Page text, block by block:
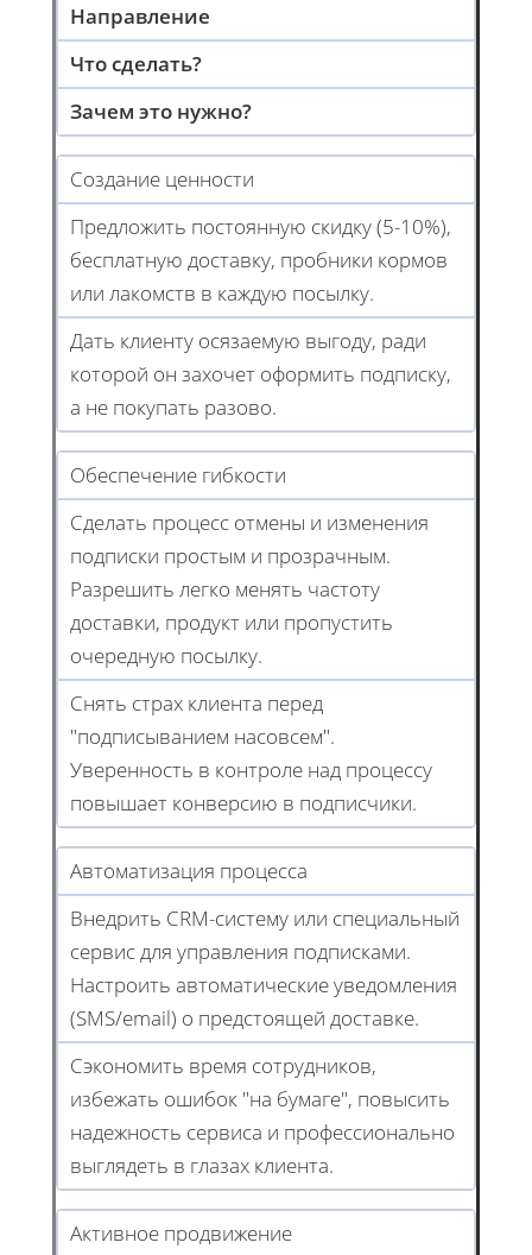
Направление
Что сделать?
Зачем это нужно?
Создание ценности
Предложить постоянную скидку (5-10%),
бесплатную доставку, пробники кормов
или лакомств в каждую посылку.
Дать клиенту осязаемую выгоду, ради
которой он захочет оформить подписку,
а не покупать разово.
Обеспечение гибкости
Сделать процесс отмены и изменения
подписки простым и прозрачным.
Разрешить легко менять частоту
доставки, продукт или пропустить
очередную посылку.
Снять страх клиента перед
"подписыванием насовсем".
Уверенность в контроле над процессу
повышает конверсию в подписчики.
Автоматизация процесса
Внедрить CRM-систему или специальный
сервис для управления подписками.
Настроить автоматические уведомления
(SMS/email) о предстоящей доставке.
Сэкономить время сотрудников,
избежать ошибок "на бумаге", повысить
надежность сервиса и профессионально
выглядеть в глазах клиента.
Активное продвижение